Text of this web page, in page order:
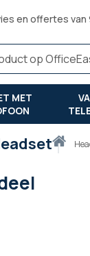
en offertes
MET
Thuis